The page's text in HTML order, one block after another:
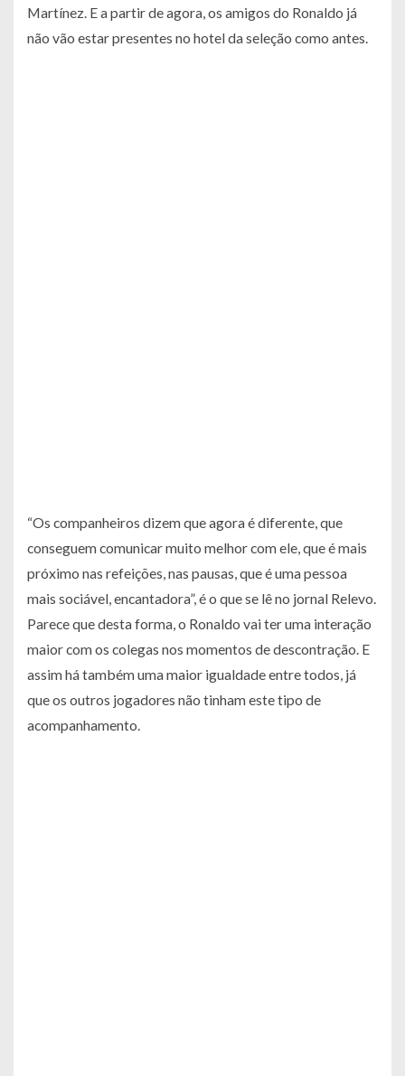
Martínez. E a partir de agora, os amigos do Ronaldo já
não vão estar presentes no hotel da seleção como antes.
“Os companheiros dizem que agora é diferente, que
conseguem comunicar muito melhor com ele, que é mais
próximo nas refeições, nas pausas, que é uma pessoa
mais sociável, encantadora”, é o que se lê no jornal Relevo.
Parece que desta forma, o Ronaldo vai ter uma interação
maior com os colegas nos momentos de descontração. E
assim há também uma maior igualdade entre todos, já
que os outros jogadores não tinham este tipo de
acompanhamento.